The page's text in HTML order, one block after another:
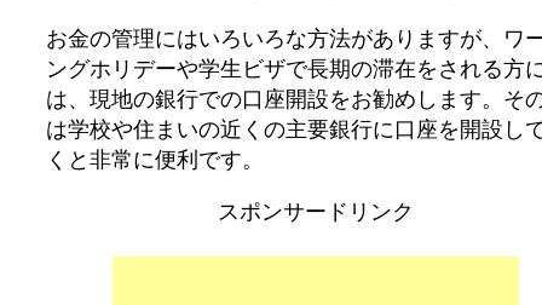
お金の管理にはいろいろな方法がありますが、ワ
ングホリデーや学生ビザで長期の滞在をされる方
は、現地の銀行での口座開設をお勧めします。そ
は学校や住まいの近くの主要銀行に口座を開設し
くと非常に便利です。
スポンサードリンク